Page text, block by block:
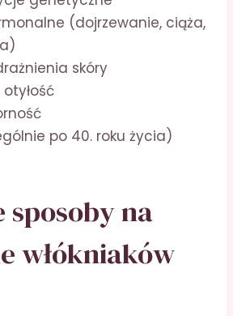
(dojrzewanie, ciąża,
skóry
po 40. roku życia)
sposoby na
włókniaków